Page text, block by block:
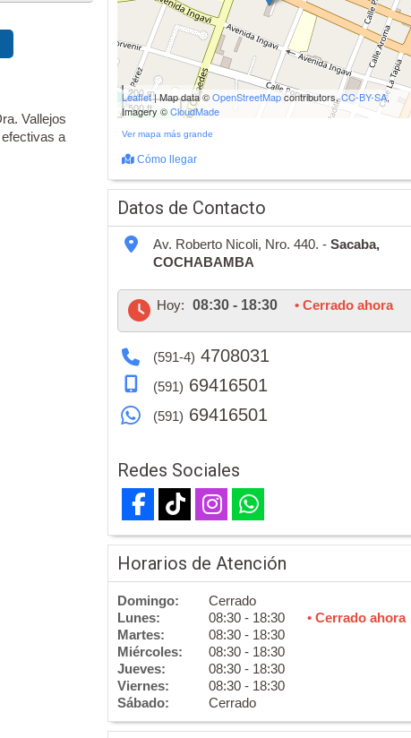
Vallejos
a
200 m
500 ft
Leaflet| Map data ©OpenStreetMapcontributors,CC-BY-SA,
Imagery ©CloudMade
Ver mapa más grande
Cómo llegar
Datos de Contacto
Av. Roberto Nicoli, Nro. 440. - Sacaba,
COCHABAMBA
Hoy: 08:30 - 18:30 • Cerrado ahora
(591-4) 4708031
(591) 69416501
(591) 69416501
Redes Sociales
Horarios de Atención
Domingo:
Cerrado
Lunes:
08:30 - 18:30
• Cerrado ahora
Martes:
08:30 - 18:30
Miércoles:
08:30 - 18:30
Jueves:
08:30 - 18:30
Viernes:
08:30 - 18:30
Sábado:
Cerrado